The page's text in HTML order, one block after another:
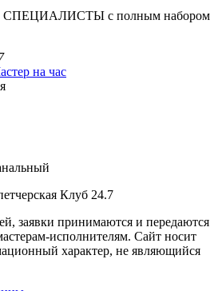
с полным набором
на час
Клуб 24.7
заявки принимаются и передаются
Сайт носит
характер, не являющийся